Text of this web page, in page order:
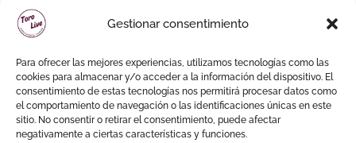
Gestionar consentimiento
Para ofrecer las mejores experiencias, utilizamos tecnologías como las
cookies para almacenar y/o acceder a la información del dispositivo. El
consentimiento de estas tecnologías nos permitirá procesar datos como
el comportamiento de navegación o las identificaciones únicas en este
sitio. No consentir o retirar el consentimiento, puede afectar
negativamente a ciertas características y funciones.